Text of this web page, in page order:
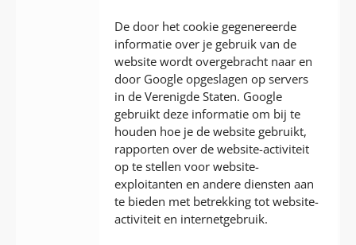
De door het cookie gegenereerde
informatie over je gebruik van de
website wordt overgebracht naar en
door Google opgeslagen op servers
in de Verenigde Staten. Google
gebruikt deze informatie om bij te
houden hoe je de website gebruikt,
rapporten over de website-activiteit
op te stellen voor website-
exploitanten en andere diensten aan
te bieden met betrekking tot website-
activiteit en internetgebruik.